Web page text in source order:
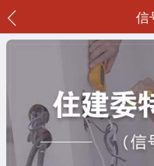
信